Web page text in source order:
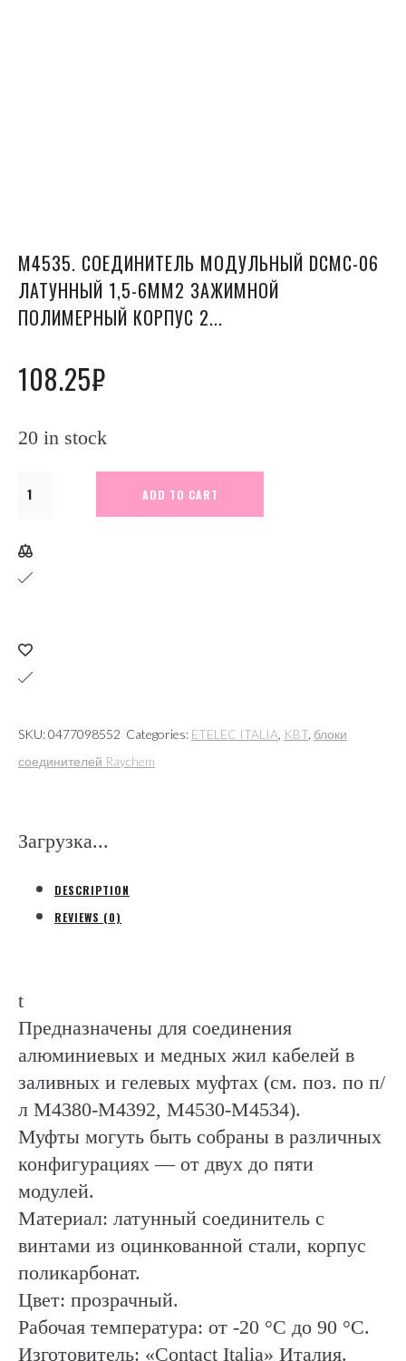
М4535. СОЕДИНИТЕЛЬ МОДУЛЬНЫЙ DCMC-06
ЛАТУННЫЙ 1,5-6ММ2 ЗАЖИМНОЙ
ПОЛИМЕРНЫЙ КОРПУС 2...
108.25₽
20 in stock
М4535.
Соединитель
модульный
1,5-
6мм2
полимерный
корпус
(Contact
quantity
ADD TO CART
SKU:0477098552 Categories: ETELEC ITALIA KBT блоки
соединителей Raychem
Загрузка...
DESCRIPTION
REVIEWS (0)
t
Предназначены для соединения
алюминиевых и медных жил кабелей в
заливных и гелевых муфтах (см. поз. по п/
л М4380-М4392, М4530-М4534).
Муфты могуть быть собраны в различных
конфигурациях — от двух до пяти
модулей.
Материал: латунный соединитель с
винтами из оцинкованной стали, корпус
поликарбонат.
Цвет: прозрачный.
Рабочая температура: от -20 °C до 90 °C.
Изготовитель: «Contact Italiа» Италия.